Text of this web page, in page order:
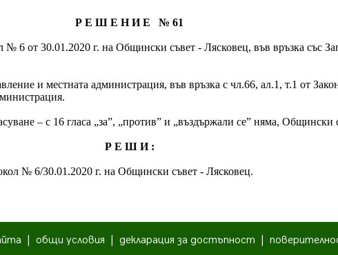
Р Е Ш Е Н И Е № 61
6 от 30.01.2020 г. на Общински съвет - Лясковец, във връзка със
и местната администрация, във връзка с чл.66, ал.1, т.1 от
– с 16 гласа „за”, „против” и „въздържали се” няма, Общински
Р Е Ш И :
№ 6/30.01.2020 г. на Общински съвет - Лясковец.
общи условия декларация за достъпност